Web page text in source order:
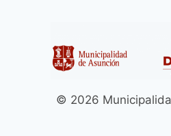
© 2026